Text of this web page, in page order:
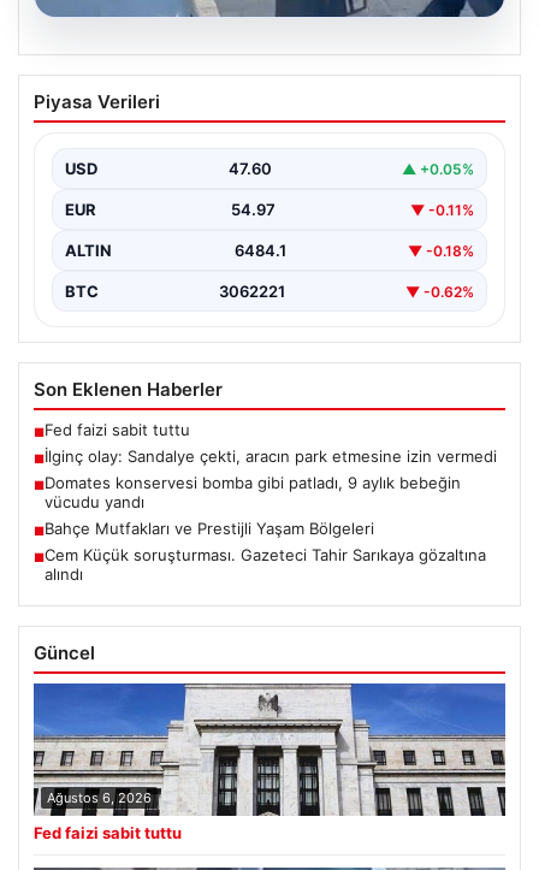
05.08.2026
İlginç olay: Sandalye çekti, aracın park
etmesine izin vermedi
Otomobilin Park Etmesine Tepkili Çalışan Arasında
Gerginlik Yaşandı",…
Piyasa Verileri
USD 47.60 ▲ +0.05%
EUR 54.97 ▼ -0.11%
ALTIN 6484.1 ▼ -0.18%
BTC 3062221 ▼ -0.62%
Son Eklenen Haberler
■Fed faizi sabit tuttu
■İlginç olay: Sandalye çekti, aracın park etmesine izin vermedi
■Domates konservesi bomba gibi patladı, 9 aylık bebeğin
vücudu yandı
■Bahçe Mutfakları ve Prestijli Yaşam Bölgeleri
■Cem Küçük soruşturması. Gazeteci Tahir Sarıkaya gözaltına
alındı
Güncel
Ağustos 6, 2026
Fed faizi sabit tuttu